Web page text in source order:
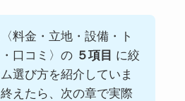
料金・立地・設備・ト
口コミ〉の ５項目 に絞
選び方を紹介していま
えたら、次の章で実際